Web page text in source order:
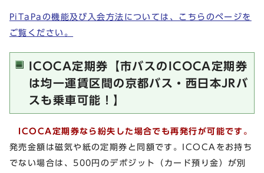
PiTaPaの機能及び入会方法については、こちらのページを
ご覧ください。
ICOCA定期券【市バスのICOCA定期券
は均一運賃区間の京都バス・西日本JRバ
スも乗車可能！】
ICOCA定期券なら紛失した場合でも再発行が可能です。
発売金額は磁気や紙の定期券と同額です。ICOCAをお持ち
でない場合は、500円のデポジット（カード預り金）が別